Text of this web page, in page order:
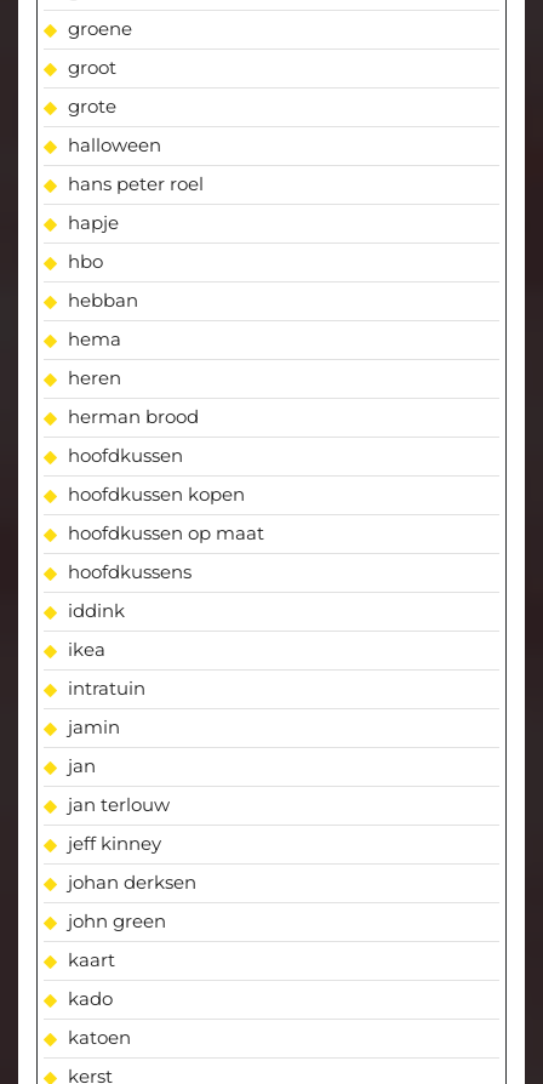
groene
groot
grote
halloween
hans peter roel
hapje
hbo
hebban
hema
heren
herman brood
hoofdkussen
hoofdkussen kopen
hoofdkussen op maat
hoofdkussens
iddink
ikea
intratuin
jamin
jan
jan terlouw
jeff kinney
johan derksen
john green
kaart
kado
katoen
kerst